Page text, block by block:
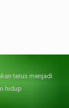
terus menjadi
hidup